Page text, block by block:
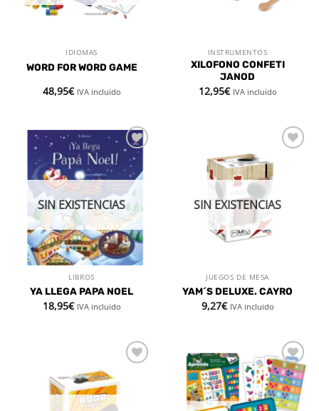
IDIOMAS
WORD FOR WORD GAME
48,95€ IVA incluido
INSTRUMENTOS
XILOFONO CONFETI
JANOD
12,95€ IVA incluido
Añadir
a la
lista de
deseos
SIN EXISTENCIAS
LIBROS
YA LLEGA PAPA NOEL
18,95€ IVA incluido
lista de
SIN EXISTENCIAS
JUEGOS DE MESA
YAM´S DELUXE. CAYRO
9,27€ IVA incluido
lista de
Añadir
a la
lista de
deseos